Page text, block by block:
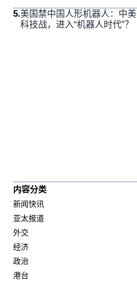
5.美国禁中国人形机器人：中美
科技战，进入“机器人时代”？
内容分类
新闻快讯
亚太报道
外交
经济
政治
港台